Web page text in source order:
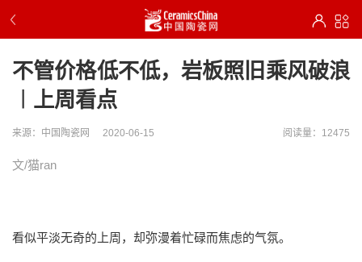
不管价格低不低，岩板照旧乘风破浪
︱上周看点
来源：中国陶瓷网 2020-06-15 阅读量：12475
文/猫ran
看似平淡无奇的上周，却弥漫着忙碌而焦虑的气氛。